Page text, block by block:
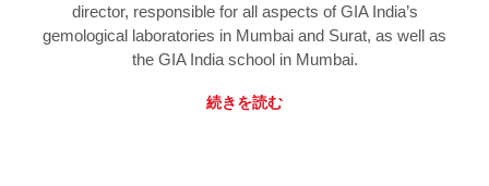
director, responsible for all aspects of GIA India’s
gemological laboratories in Mumbai and Surat, as well as
the GIA India school in Mumbai.
続きを読む